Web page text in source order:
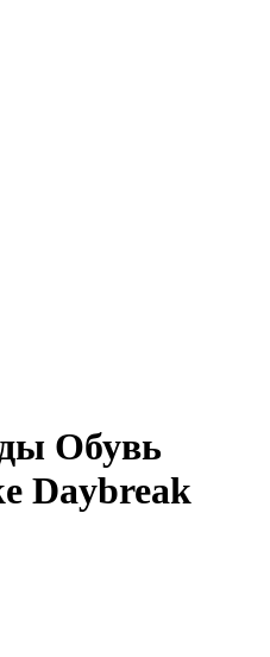
Обувь
Daybreak